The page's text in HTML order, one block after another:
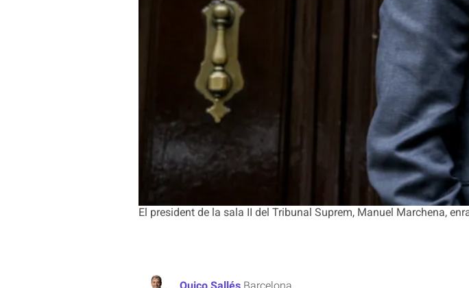
El president de la sala II del Tribunal Suprem, Manuel Marchena,